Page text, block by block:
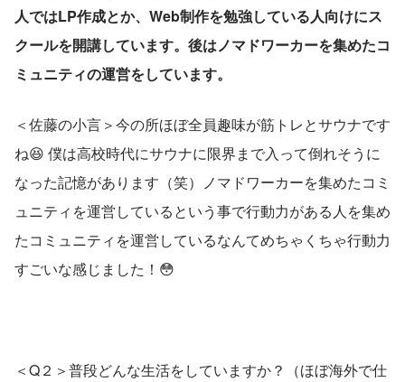
人ではLP作成とか、Web制作を勉強している人向けにス
クールを開講しています。後はノマドワーカーを集めたコ
ミュニティの運営をしています。
＜佐藤の小言＞今の所ほぼ全員趣味が筋トレとサウナです
ね😆 僕は高校時代にサウナに限界まで入って倒れそうに
なった記憶があります（笑）ノマドワーカーを集めたコミ
ュニティを運営しているという事で行動力がある人を集め
たコミュニティを運営しているなんてめちゃくちゃ行動力
すごいな感じました！😳
＜Q２＞普段どんな生活をしていますか？（ほぼ海外で仕